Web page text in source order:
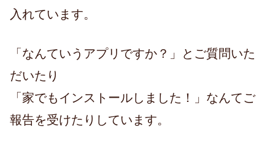
入れています。
「なんていうアプリですか？」とご質問いた
だいたり
「家でもインストールしました！」なんてご
報告を受けたりしています。